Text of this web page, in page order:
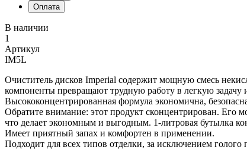
Оплата
В наличии
1
Артикул
IM5L
Очиститель дисков Imperial содержит мощную смесь
компоненты превращают трудную работу в легкую
Высококонцентрированная формула экономична,
Обратите внимание: этот продукт сконцентрирован. Его
что делает экономным и выгодным. 1-литровая бутылка
Имеет приятный запах и комфортен в применении.
Подходит для всех типов отделки, за исключением